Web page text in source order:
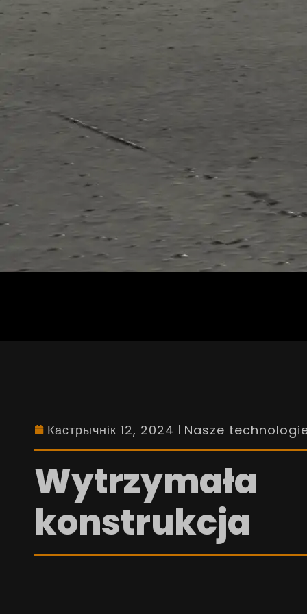
Кастрычнік 12, 2024 Nasze
Wytrzymała
konstrukcja